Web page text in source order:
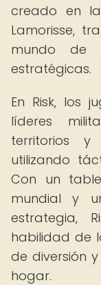
creado en
Lamorisse,
mundo de
estratégicas.
En Risk, los
líderes
territorios
utilizando
Con un
mundial y
estrategia,
habilidad de
de diversión
hogar.